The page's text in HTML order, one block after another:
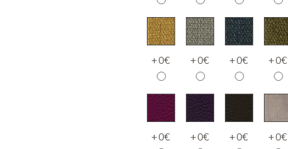
+0€ +0€ +0€ +0€
+0€ +0€ +0€ +0€